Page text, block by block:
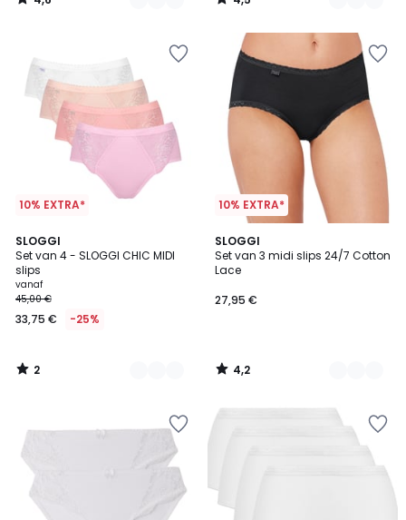
/
/
10% EXTRA*
SLOGGI
Set van 4 - SLOGGI CHIC MIDI
slips
vanaf
45,00 €
33,75 € -25%
2
/
5
2
Kleuren
2
/
10% EXTRA*
SLOGGI
Set van 3 midi slips 24/7 Cotton
Lace
27,95 €
4,2
/ 5
2
Kleuren
4,2
/